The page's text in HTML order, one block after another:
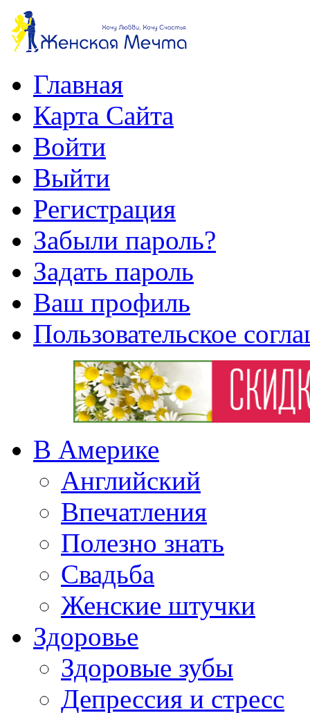
Главная
Карта Сайта
Войти
Выйти
Регистрация
Забыли пароль?
Задать пароль
Ваш профиль
Пользовательское
В Америке
Английский
Впечатления
Полезно знать
Свадьба
Женские штучки
Здоровье
Здоровые зубы
Депрессия и стресс